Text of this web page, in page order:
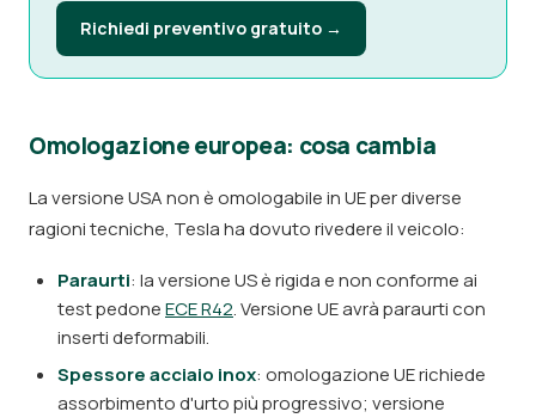
Richiedi preventivo gratuito →
Omologazione europea: cosa cambia
La versione USA non è omologabile in UE per diverse
ragioni tecniche, Tesla ha dovuto rivedere il veicolo:
Paraurti: la versione US è rigida e non conforme ai
test pedoneECE R42. Versione UE avrà paraurti con
inserti deformabili.
Spessore acciaio inox: omologazione UE richiede
assorbimento d'urto più progressivo; versione